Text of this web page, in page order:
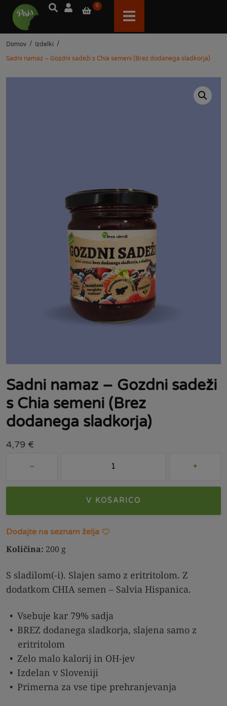
0
Domov / Izdelki /
Sadni namaz – Gozdni sadeži s Chia semeni (Brez dodanega sladkorja)
Sadni namaz – Gozdni sadeži
s Chia semeni (Brez
dodanega sladkorja)
4,79 €
V KOŠARICO
Dodajte na seznam želja
Količina: 200 g
S sladilom(-i). Slajen samo z eritritolom. Z
dodatkom CHIA semen – Salvia Hispanica.
Vsebuje kar 79% sadja
BREZ dodanega sladkorja, slajena samo z
eritritolom
Zelo malo kalorij in OH-jev
Izdelan v Sloveniji
Primerna za vse tipe prehranjevanja